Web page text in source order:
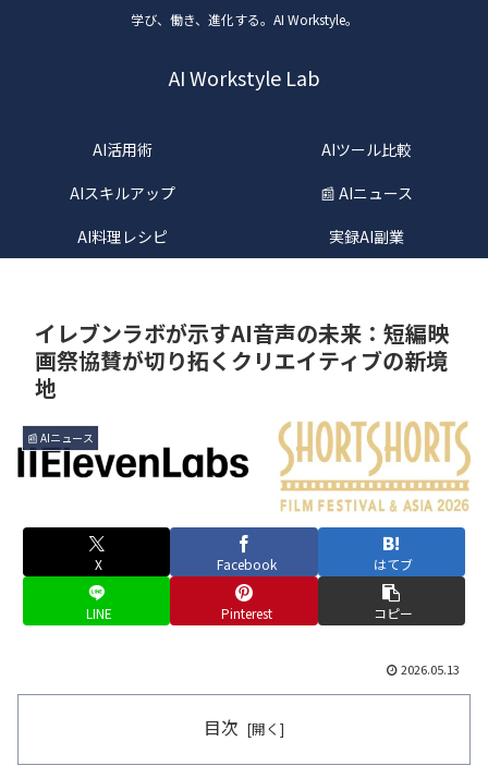
学び、働き、進化する。AI Workstyle。
AI Workstyle Lab
AI活用術
AIツール比較
AIスキルアップ
📰 AIニュース
AI料理レシピ
実録AI副業
イレブンラボが示すAI音声の未来：短編映
画祭協賛が切り拓くクリエイティブの新境
地
📰 AIニュース
X Facebook はてブ
LINE Pinterest コピー
2026.05.13
目次